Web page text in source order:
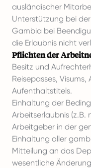
ausländischer
Unterstützung bei
Gambia bei
die Erlaubnis nicht
Pflichten der
Besitz und
Reisepasses,
Aufenthaltstitels.
Einhaltung der
Arbeitserlaubnis (z.B.
Arbeitgeber in der
Einhaltung aller
Mitteilung an das
wesentliche